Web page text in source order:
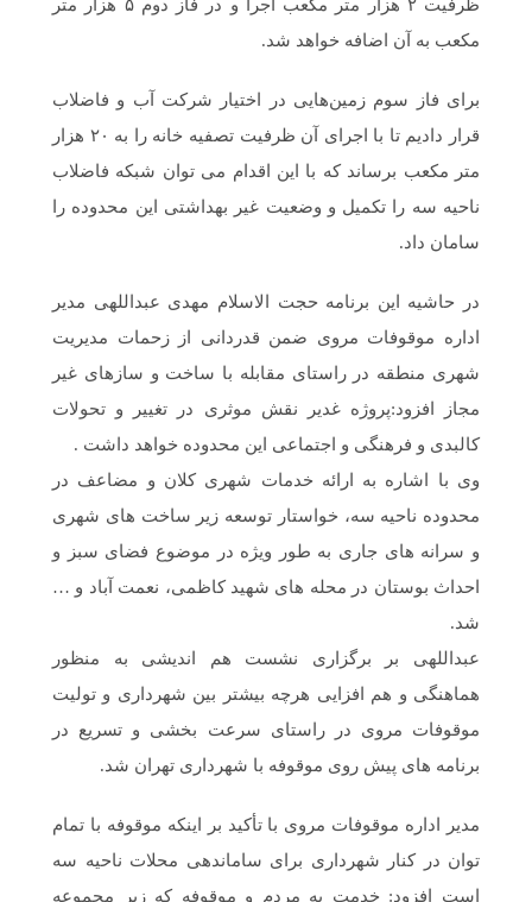
ظرفیت ۲ هزار متر مکعب اجرا و در فاز دوم ۵ هزار متر
مکعب به آن اضافه خواهد شد.
برای فاز سوم زمین‌هایی در اختیار شرکت آب و فاضلاب
قرار دادیم تا با اجرای آن ظرفیت تصفیه خانه را به ۲۰ هزار
متر مکعب برساند که با این اقدام می توان شبکه فاضلاب
ناحیه سه را تکمیل و وضعیت غیر بهداشتی این محدوده را
سامان داد.
در حاشیه این برنامه حجت الاسلام مهدی عبداللهی مدیر
اداره موقوفات مروی ضمن قدردانی از زحمات مدیریت
شهری منطقه در راستای مقابله با ساخت و سازهای غیر
مجاز افزود:پروژه غدیر نقش موثری در تغییر و تحولات
کالبدی و فرهنگی و اجتماعی این محدوده خواهد داشت .
وی با اشاره به ارائه خدمات شهری کلان و مضاعف در
محدوده ناحیه سه، خواستار توسعه زیر ساخت های شهری
و سرانه های جاری به طور ویژه در موضوع فضای سبز و
احداث بوستان در محله های شهید کاظمی، نعمت آباد و …
شد.
عبداللهی بر برگزاری نشست هم اندیشی به منظور
هماهنگی و هم افزایی هرچه بیشتر بین شهرداری و تولیت
موقوفات مروی در راستای سرعت بخشی و تسریع در
برنامه های پیش روی موقوفه با شهرداری تهران شد.
مدیر اداره موقوفات مروی با تأکید بر اینکه موقوفه با تمام
توان در کنار شهرداری برای ساماندهی محلات ناحیه سه
است افزود: خدمت به مردم و موقوفه که زیر مجموعه